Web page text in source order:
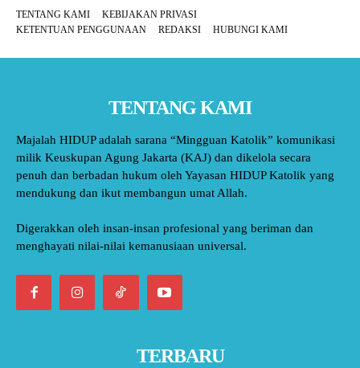
TENTANG KAMI
KEBIJAKAN PRIVASI
KETENTUAN PENGGUNAAN
REDAKSI HUBUNGI KAMI
TENTANG KAMI
Majalah HIDUP adalah sarana “Mingguan Katolik” komunikasi
milik Keuskupan Agung Jakarta (KAJ) dan dikelola secara
penuh dan berbadan hukum oleh Yayasan HIDUP Katolik yang
mendukung dan ikut membangun umat Allah.
Digerakkan oleh insan-insan profesional yang beriman dan
menghayati nilai-nilai kemanusiaan universal.
TERBARU